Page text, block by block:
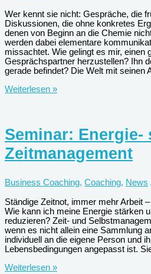
Wer kennt sie nicht: Gespräche, die
Diskussionen, die ohne konkretes
denen von Beginn an die Chemie
werden dabei elementare
missachtet. Wie gelingt es mir, einen
Gesprächspartner herzustellen? Ihn
gerade befindet? Die Welt mit seinen
Seminar:
Weiterlesen »
Seminar: Energie-
Zeitmanagement
Business Coaching, Coaching, News
Ständige Zeitnot, immer mehr Arbeit
Wie kann ich meine Energie stärken
reduzieren? Zeit- und
wenn es nicht allein eine Sammlung
individuell an die eigene Person und
Lebensbedingungen angepasst ist.
Seminar:
Weiterlesen »